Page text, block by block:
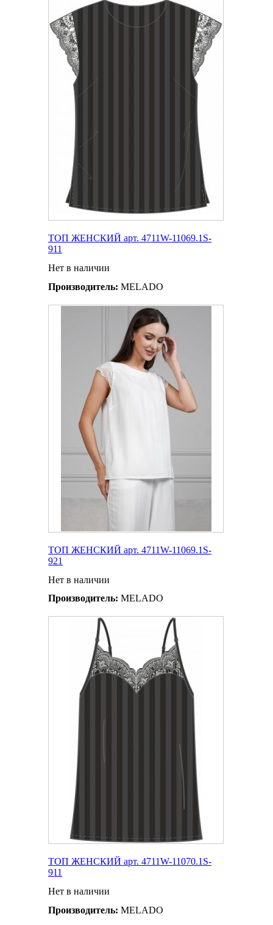
ТОП ЖЕНСКИЙ арт. 4711W-11069.1S-
911
Нет в наличии
Производитель: MELADO
ТОП ЖЕНСКИЙ арт. 4711W-11069.1S-
921
Нет в наличии
Производитель: MELADO
ТОП ЖЕНСКИЙ арт. 4711W-11070.1S-
911
Нет в наличии
Производитель: MELADO